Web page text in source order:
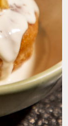
FOTO: CORTESÍA